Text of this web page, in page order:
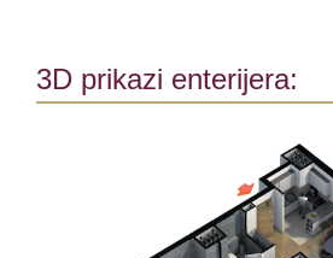
3D prikazi enterijera: